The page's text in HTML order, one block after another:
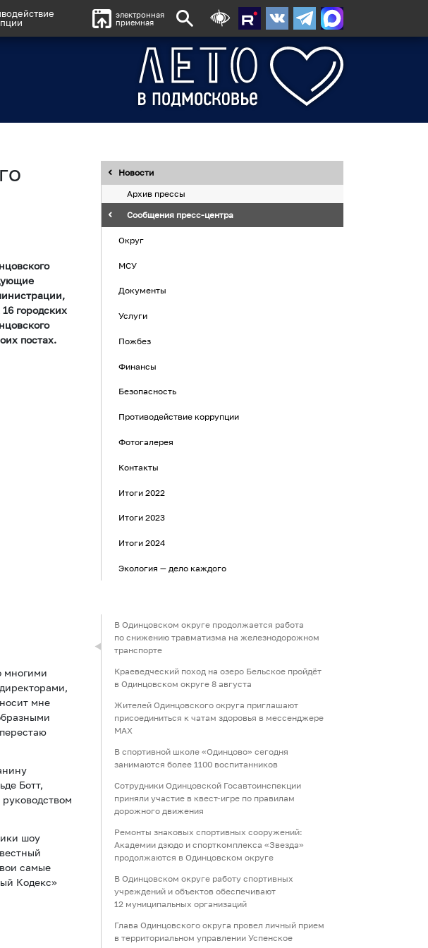
электронная
приемная
городских
постах.
многими
мне
Ботт,
шоу
самые
Кодекс»
Новости
Архив прессы
Сообщения пресс-центра
Округ
МСУ
Документы
Услуги
Пожбез
Финансы
Безопасность
Противодействие коррупции
Фотогалерея
Контакты
Итоги 2022
Итоги 2023
Итоги 2024
Экология — дело каждого
В Одинцовском округе продолжается работа
по снижению травматизма на железнодорожном
транспорте
Краеведческий поход на озеро Бельское пройдёт
в Одинцовском округе 8 августа
Жителей Одинцовского округа приглашают
присоединиться к чатам здоровья в мессенджере
МАХ
В спортивной школе «Одинцово» сегодня
занимаются более 1100 воспитанников
Сотрудники Одинцовской Госавтоинспекции
приняли участие в квест-игре по правилам
дорожного движения
Ремонты знаковых спортивных сооружений:
Академии дзюдо и спорткомплекса «Звезда»
продолжаются в Одинцовском округе
В Одинцовском округе работу спортивных
учреждений и объектов обеспечивают
12 муниципальных организаций
Глава Одинцовского округа провел личный прием
в территориальном управлении Успенское